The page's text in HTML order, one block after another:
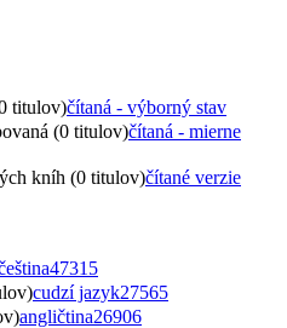
titulov)čítaná - výborný stav
(0 titulov)čítaná - mierne
kníh (0 titulov)čítané verzie
47315
cudzí jazyk27565
angličtina26906